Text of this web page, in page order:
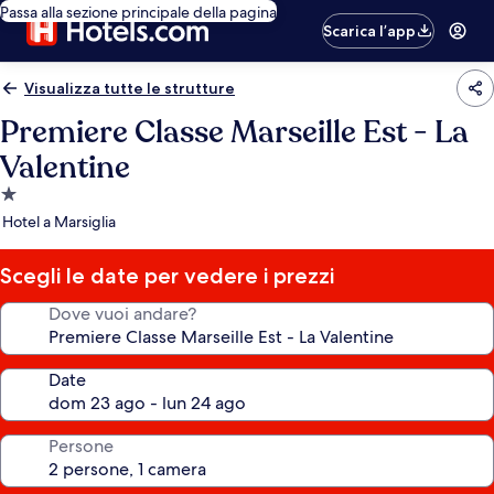
Passa alla sezione principale della pagina
Scarica l’app
Visualizza tutte le strutture
Premiere Classe Marseille Est - La
Valentine
Struttura
a
stella
Hotel a Marsiglia
Scegli le date per vedere i prezzi
Dove vuoi andare?
Date
Persone